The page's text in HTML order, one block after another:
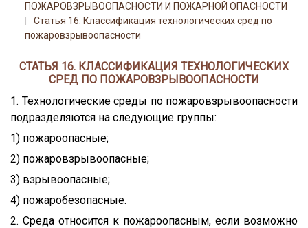
ПОЖАРОВЗРЫВООПАСНОСТИ И ПОЖАРНОЙ ОПАСНОСТИ
Статья 16. Классификация технологических сред по
пожаровзрывоопасности
СТАТЬЯ 16. КЛАССИФИКАЦИЯ ТЕХНОЛОГИЧЕСКИХ
СРЕД ПО ПОЖАРОВЗРЫВООПАСНОСТИ
1. Технологические среды по пожаровзрывоопасности
подразделяются на следующие группы:
1) пожароопасные;
2) пожаровзрывоопасные;
3) взрывоопасные;
4) пожаробезопасные.
2. Среда относится к пожароопасным, если возможно